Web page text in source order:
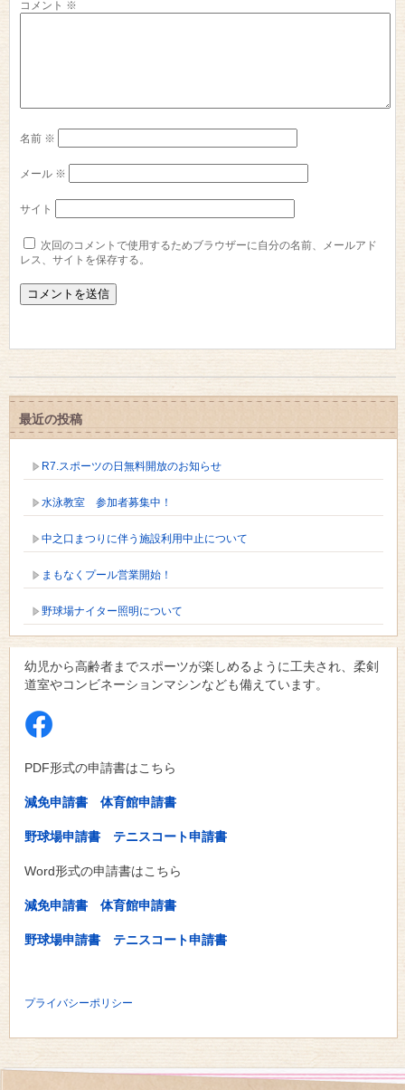
コメント ※
名前 ※
メール ※
サイト
次回のコメントで使用するためブラウザーに自分の名前、メールアド
レス、サイトを保存する。
最近の投稿
R7.スポーツの日無料開放のお知らせ
水泳教室 参加者募集中！
中之口まつりに伴う施設利用中止について
まもなくプール営業開始！
野球場ナイター照明について
幼児から高齢者までスポーツが楽しめるように工夫され、柔剣
道室やコンビネーションマシンなども備えています。
PDF形式の申請書はこちら
減免申請書 体育館申請書
野球場申請書 テニスコート申請書
Word形式の申請書はこちら
減免申請書 体育館申請書
野球場申請書 テニスコート申請書
プライバシーポリシー